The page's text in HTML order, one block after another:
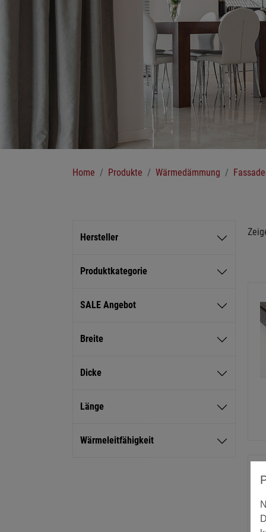
Home Produkte Wärmedämmung
Hersteller
Produktkategorie
SALE Angebot
Breite
Dicke
Länge
Wärmeleitfähigkeit